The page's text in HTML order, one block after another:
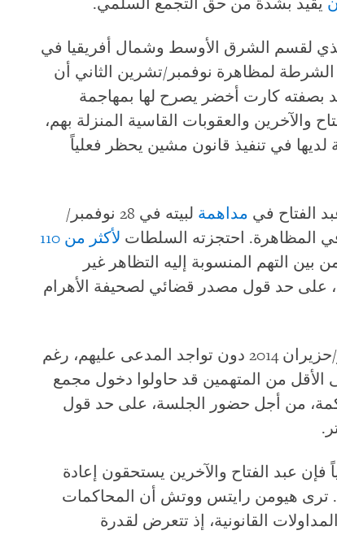
يقيد بشدة من حق التجمع السلمي.
لقسم الشرق الأوسط وشمال أفريقيا في
لمظاهرة نوفمبر/تشرين الثاني أن
بصفته كارت أخضر يصرح لها بمهاجمة
والآخرين والعقوبات القاسية المنزلة بهم،
في تنفيذ قانون مشين يحظر فعلياً
الفتاح في مداهمة
لبيته في 28 نوفمبر/
المظاهرة. احتجزته السلطات
لأكثر من 110
التهم المنسوبة إليه التظاهر غير
على حد قول مصدر قضائي لصحيفة الأهرام
انعقدت جلسة المحكمة في 11 يونيو/حزيران 2014 دون تواجد المدعى عليهم، رغم
الأقل من المتهمين قد حاولوا دخول مجمع
من أجل حضور الجلسة، على حد قول
فإن عبد الفتاح والآخرين يستحقون إعادة
ترى هيومن رايتس ووتش أن المحاكمات
القانونية، إذ تتعرض لقدرة